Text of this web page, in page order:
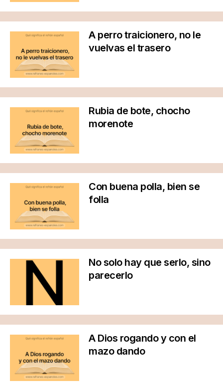
A perro traicionero, no le
vuelvas el trasero
Rubia de bote, chocho
morenote
Con buena polla, bien se
folla
No solo hay que serlo, sino
parecerlo
A Dios rogando y con el
mazo dando